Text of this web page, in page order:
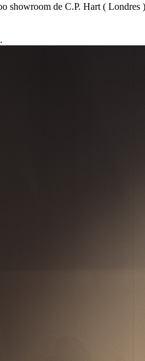
de C.P. Hart (